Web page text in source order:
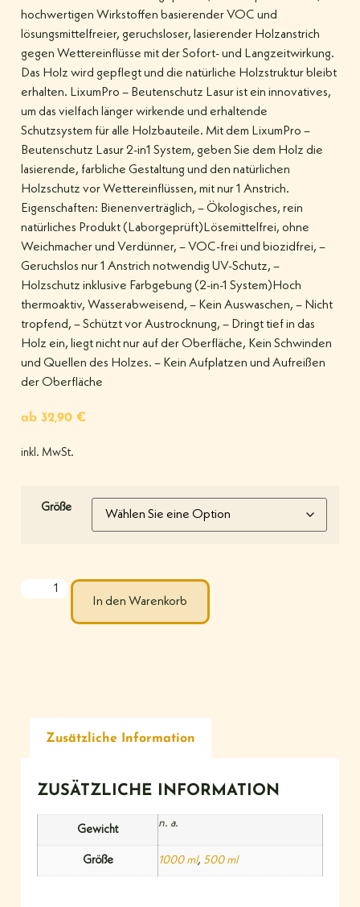
hochwertigen Wirkstoffen basierender VOC und
lösungsmittelfreier, geruchsloser, lasierender Holzanstrich
gegen Wettereinflüsse mit der Sofort- und Langzeitwirkung.
Das Holz wird gepflegt und die natürliche Holzstruktur bleibt
erhalten. LixumPro – Beutenschutz Lasur ist ein innovatives,
um das vielfach länger wirkende und erhaltende
Schutzsystem für alle Holzbauteile. Mit dem LixumPro –
Beutenschutz Lasur 2-in1 System, geben Sie dem Holz die
lasierende, farbliche Gestaltung und den natürlichen
Holzschutz vor Wettereinflüssen, mit nur 1 Anstrich.
Eigenschaften: Bienenverträglich, – Ökologisches, rein
natürliches Produkt (Laborgeprüft)Lösemittelfrei, ohne
Weichmacher und Verdünner, – VOC-frei und biozidfrei, –
Geruchslos nur 1 Anstrich notwendig UV-Schutz, –
Holzschutz inklusive Farbgebung (2-in-1 System)Hoch
thermoaktiv, Wasserabweisend, – Kein Auswaschen, – Nicht
tropfend, – Schützt vor Austrocknung, – Dringt tief in das
Holz ein, liegt nicht nur auf der Oberfläche, Kein Schwinden
und Quellen des Holzes. – Kein Aufplatzen und Aufreißen
der Oberfläche
ab 32,90 €
inkl. MwSt.
Größe
In den Warenkorb
Zusätzliche Information
ZUSÄTZLICHE INFORMATION
Gewicht
n. a.
Größe 1000 ml, 500 ml